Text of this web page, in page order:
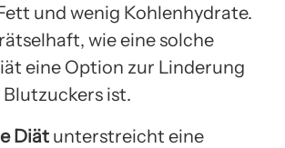
und wenig Kohlenhydrate.
wie eine solche
eine Option zur Linderung
ist.
Diät unterstreicht eine